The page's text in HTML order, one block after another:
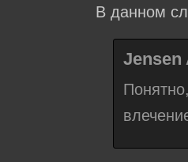
В данном
Jensen